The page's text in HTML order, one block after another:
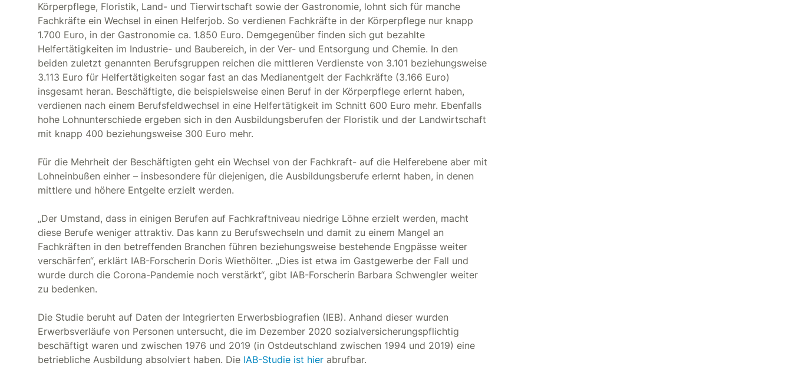
Körperpflege, Floristik, Land- und Tierwirtschaft sowie der Gastronomie, lohnt sich für manche
Fachkräfte ein Wechsel in einen Helferjob. So verdienen Fachkräfte in der Körperpflege nur knapp
1.700 Euro, in der Gastronomie ca. 1.850 Euro. Demgegenüber finden sich gut bezahlte
Helfertätigkeiten im Industrie- und Baubereich, in der Ver- und Entsorgung und Chemie. In den
beiden zuletzt genannten Berufsgruppen reichen die mittleren Verdienste von 3.101 beziehungsweise
3.113 Euro für Helfertätigkeiten sogar fast an das Medianentgelt der Fachkräfte (3.166 Euro)
insgesamt heran. Beschäftigte, die beispielsweise einen Beruf in der Körperpflege erlernt haben,
verdienen nach einem Berufsfeldwechsel in eine Helfertätigkeit im Schnitt 600 Euro mehr. Ebenfalls
hohe Lohnunterschiede ergeben sich in den Ausbildungsberufen der Floristik und der Landwirtschaft
mit knapp 400 beziehungsweise 300 Euro mehr.
Für die Mehrheit der Beschäftigten geht ein Wechsel von der Fachkraft- auf die Helferebene aber mit
Lohneinbußen einher – insbesondere für diejenigen, die Ausbildungsberufe erlernt haben, in denen
mittlere und höhere Entgelte erzielt werden.
„Der Umstand, dass in einigen Berufen auf Fachkraftniveau niedrige Löhne erzielt werden, macht
diese Berufe weniger attraktiv. Das kann zu Berufswechseln und damit zu einem Mangel an
Fachkräften in den betreffenden Branchen führen beziehungsweise bestehende Engpässe weiter
verschärfen“, erklärt IAB-Forscherin Doris Wiethölter. „Dies ist etwa im Gastgewerbe der Fall und
wurde durch die Corona-Pandemie noch verstärkt“, gibt IAB-Forscherin Barbara Schwengler weiter
zu bedenken.
Die Studie beruht auf Daten der Integrierten Erwerbsbiografien (IEB). Anhand dieser wurden
Erwerbsverläufe von Personen untersucht, die im Dezember 2020 sozialversicherungspflichtig
beschäftigt waren und zwischen 1976 und 2019 (in Ostdeutschland zwischen 1994 und 2019) eine
betriebliche Ausbildung absolviert haben. Die IAB-Studie ist hier abrufbar.